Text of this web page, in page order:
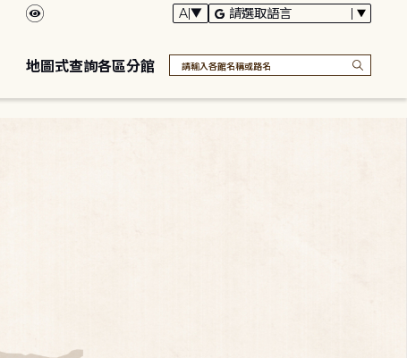
地圖式查詢各區分館